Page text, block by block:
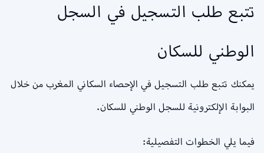
تتبع طلب التسجيل في السجل
الوطني للسكان
يمكنك تتبع طلب التسجيل في الإحصاء السكاني المغرب من خلال
البوابة الإلكترونية للسجل الوطني للسكان.
فيما يلي الخطوات التفصيلية: